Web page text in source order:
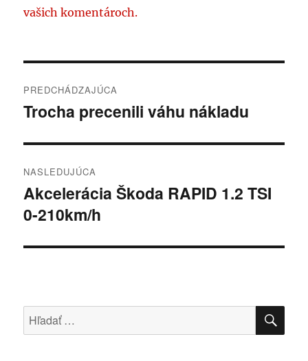
vašich komentároch.
v
PREDCHÁDZAJÚCA
Predchádzajúci
Trocha precenili váhu nákladu
NASLEDUJÚCA
Ďalší
článok:
Akcelerácia Škoda RAPID 1.2 TSI
0-210km/h
Hľadať: